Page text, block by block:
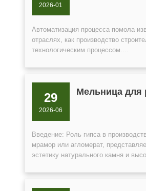
2026-01
Автоматизация процесса помола
отраслях, как производство
технологическим процессом....
29
2026-06
Мельница для
Введение: Роль гипса в
мрамор или агломерат,
эстетику натурального камня и